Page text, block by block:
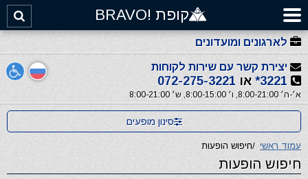
קופת !BRAVO
לארגונים ומועדונים
יצירת קשר עם שירות לקוחות
3221* או 072-275-3221
א׳-ה׳ 8:00-21:00, ו׳ 8:00-15:00, ש׳ 8:00-21:00
סינון מופעים
עמוד ראשי /חיפוש הופעות
חיפוש הופעות